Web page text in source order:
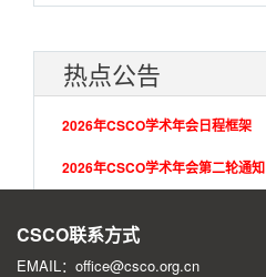
热点公告
2026年CSCO学术年会日程框架
2026年CSCO学术年会第二轮通知
CSCO联系方式
EMAIL：office@csco.org.cn